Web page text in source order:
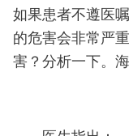
如果患者不遵医
的危害会非常严
害？分析一下。